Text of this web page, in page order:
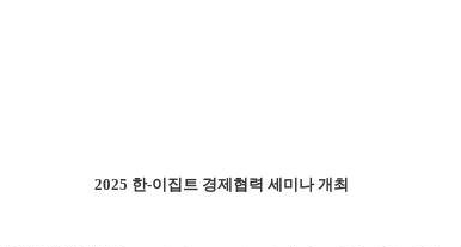
2025 한-이집트 경제협력 세미나 개최